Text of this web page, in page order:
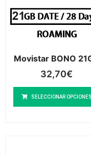
Movistar BONO
32,70€
SELECCIONAR OPCIONES